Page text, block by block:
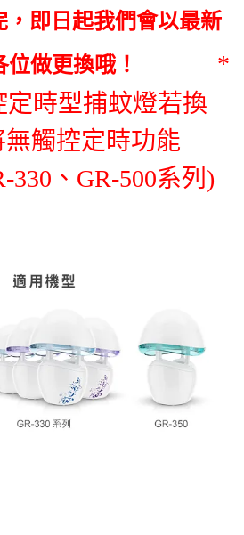
，即日起我們會以最新
做更換哦！
*
時型捕蚊燈若換
觸控定時功能
330、GR-500系列)